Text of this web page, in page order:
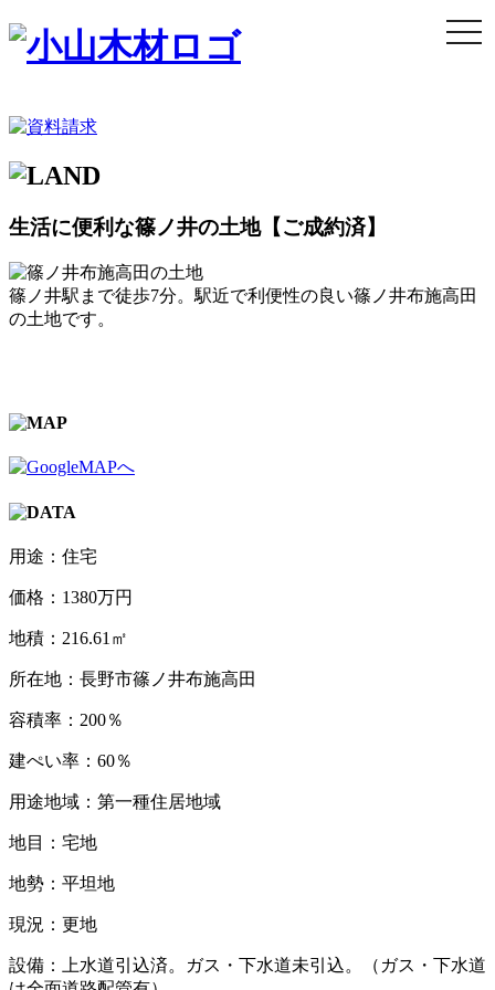
生活に便利な篠ノ井の土地【ご成約済】
篠ノ井駅まで徒歩7分。駅近で利便性の良い篠ノ井布施高田
の土地です。
用途：住宅
価格：1380万円
地積：216.61㎡
所在地：長野市篠ノ井布施高田
容積率：200％
建ぺい率：60％
用途地域：第一種住居地域
地目：宅地
地勢：平坦地
現況：更地
設備：上水道引込済。ガス・下水道未引込。（ガス・下水道